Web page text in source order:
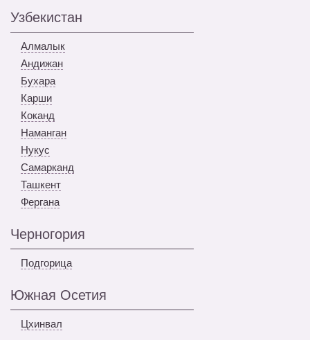
Узбекистан
Алмалык
Андижан
Бухара
Карши
Коканд
Наманган
Нукус
Самарканд
Ташкент
Фергана
Черногория
Подгорица
Южная Осетия
Цхинвал